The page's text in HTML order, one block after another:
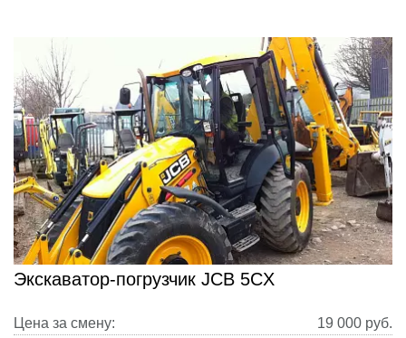
Экскаватор-погрузчик JCB 5CX
Цена за смену: 19 000 руб.